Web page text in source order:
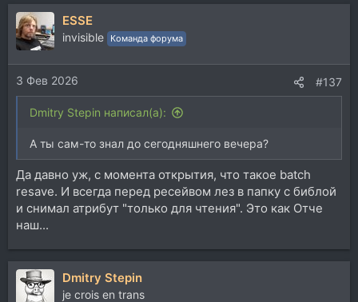
ESSE
invisible Команда форума
3 Фев 2026 #137
Dmitry Stepin написал(а):
А ты сам-то знал до сегодняшнего вечера?
Да давно уж, с момента открытия, что такое batch
resave. И всегда перед ресейвом лез в папку с библой
и снимал атрибут "только для чтения". Это как Отче
наш...
Dmitry Stepin
je crois en trans